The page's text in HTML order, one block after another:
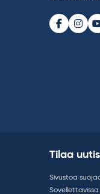
Tilaa
Sivustoa